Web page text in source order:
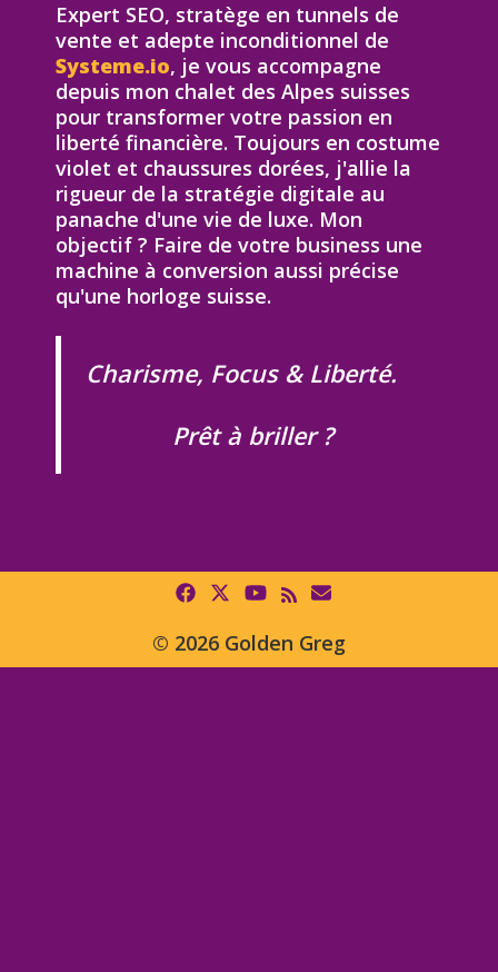
Expert SEO, stratège en tunnels de
vente et adepte inconditionnel de
Systeme.io, je vous accompagne
depuis mon chalet des Alpes suisses
pour transformer votre passion en
liberté financière. Toujours en costume
violet et chaussures dorées, j'allie la
rigueur de la stratégie digitale au
panache d'une vie de luxe. Mon
objectif ? Faire de votre business une
machine à conversion aussi précise
qu'une horloge suisse.
Charisme, Focus & Liberté.
Prêt à briller ?
© 2026 Golden Greg